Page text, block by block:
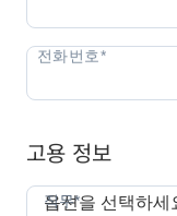
고용 정보
직무*
옵션을 선택하세